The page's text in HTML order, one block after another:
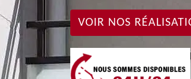
VOIR NOS